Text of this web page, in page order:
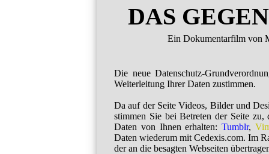
DAS
Ein Dokumentarfilm von
Die neue Datenschutz-
Weiterleitung Ihrer Daten zustimmen.
Da auf der Seite Videos, Bilder und
stimmen Sie bei Betreten der Seite zu,
Daten von Ihnen erhalten:Tumblr,
Daten wiederum mit Cedexis.com. Im
der an die besagten Webseiten